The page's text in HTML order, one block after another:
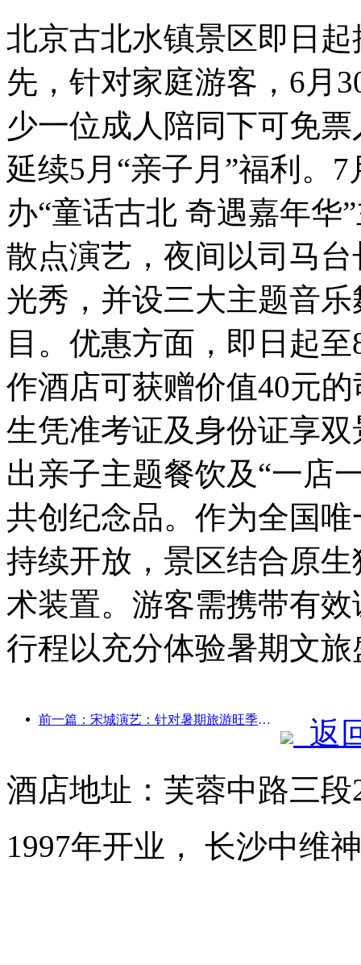
北京古北水镇景区即日
先，针对家庭游客，6月
少一位成人陪同下可免
延续5月“亲子月”福利。
办“童话古北 奇遇嘉年华
散点演艺，夜间以司马
光秀，并设三大主题音
目。优惠方面，即日起
作酒店可获赠价值40元
生凭准考证及身份证享
出亲子主题餐饮及“一店
共创纪念品。作为全国
持续开放，景区结合原
术装置。游客需携带有
行程以充分体验暑期文旅
前一篇：宋城演艺：针对暑期旅游旺季将做好市场和活动内容双端准备
返
酒店地址：芙蓉中路三
1997年开业， 长沙中